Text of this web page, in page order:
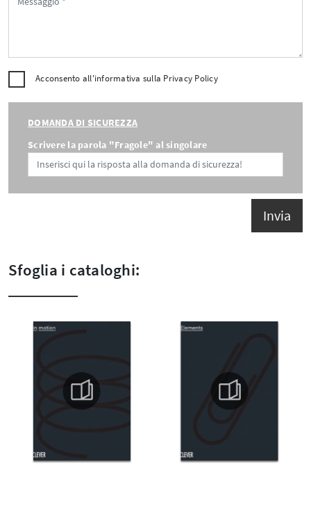
Acconsento all'informativa sulla Privacy Policy
DOMANDA DI SICUREZZA
Scrivere la parola "Fragole" al singolare
Invia
Sfoglia i cataloghi: